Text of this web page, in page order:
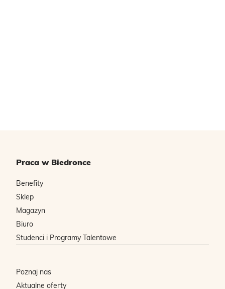
Praca w Biedronce
Benefity
Sklep
Magazyn
Biuro
Studenci i Programy Talentowe
Poznaj nas
Aktualne oferty